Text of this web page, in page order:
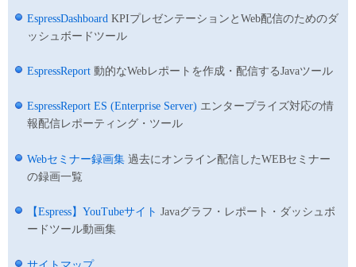
EspressDashboard KPIプレゼンテーションとWeb配信のためのダ
ッシュボードツール
EspressReport 動的なWebレポートを作成・配信するJavaツール
EspressReport ES (Enterprise Server) エンタープライズ対応の情
報配信レポーティング・ツール
Webセミナー録画集 過去にオンライン配信したWEBセミナー
の録画一覧
【Espress】YouTubeサイト Javaグラフ・レポート・ダッシュボ
ードツール動画集
サイトマップ